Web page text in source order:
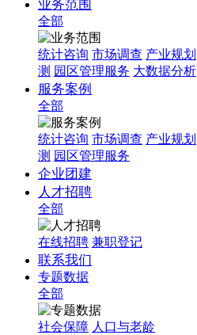
业务范围
全部
统计咨询 市场调查 产业规划
测 园区管理服务 大数据分析
服务案例
全部
统计咨询 市场调查 产业规划
测 园区管理服务
企业团建
人才招聘
全部
在线招聘 兼职登记
联系我们
专题数据
全部
社会保障 人口与老龄